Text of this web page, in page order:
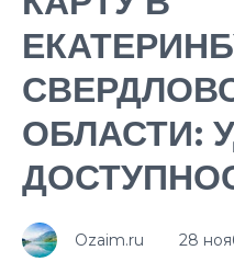
ОБЛАСТИ:
Ozaim.ru 28